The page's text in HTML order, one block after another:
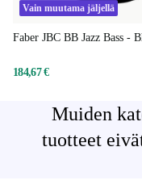
Vain muutama jäljellä
Faber JBC BB Jazz Bass -
184,67 €
Muiden
tuotteet